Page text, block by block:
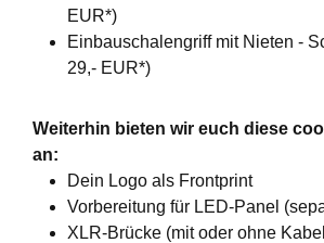
EUR*)
Einbauschalengriff mit Nieten -
29,- EUR*)
Weiterhin bieten wir euch diese
an:
Dein Logo als Frontprint
Vorbereitung für LED-Panel
XLR-Brücke (mit oder ohne